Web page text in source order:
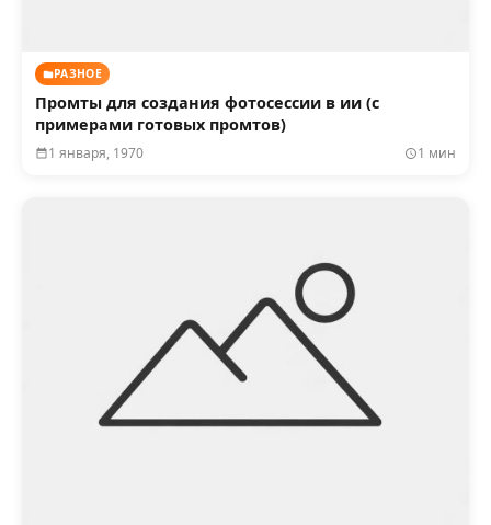
РАЗНОЕ
Промты для создания фотосессии в ии (с
примерами готовых промтов)
1 января, 1970 1 мин